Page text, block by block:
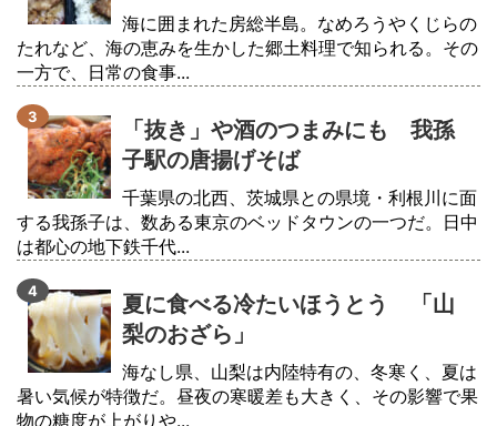
海に囲まれた房総半島。なめろうやくじらの
たれなど、海の恵みを生かした郷土料理で知られる。その
一方で、日常の食事...
「抜き」や酒のつまみにも 我孫
子駅の唐揚げそば
千葉県の北西、茨城県との県境・利根川に面
する我孫子は、数ある東京のベッドタウンの一つだ。日中
は都心の地下鉄千代...
夏に食べる冷たいほうとう 「山
梨のおざら」
海なし県、山梨は内陸特有の、冬寒く、夏は
暑い気候が特徴だ。昼夜の寒暖差も大きく、その影響で果
物の糖度が上がりや...